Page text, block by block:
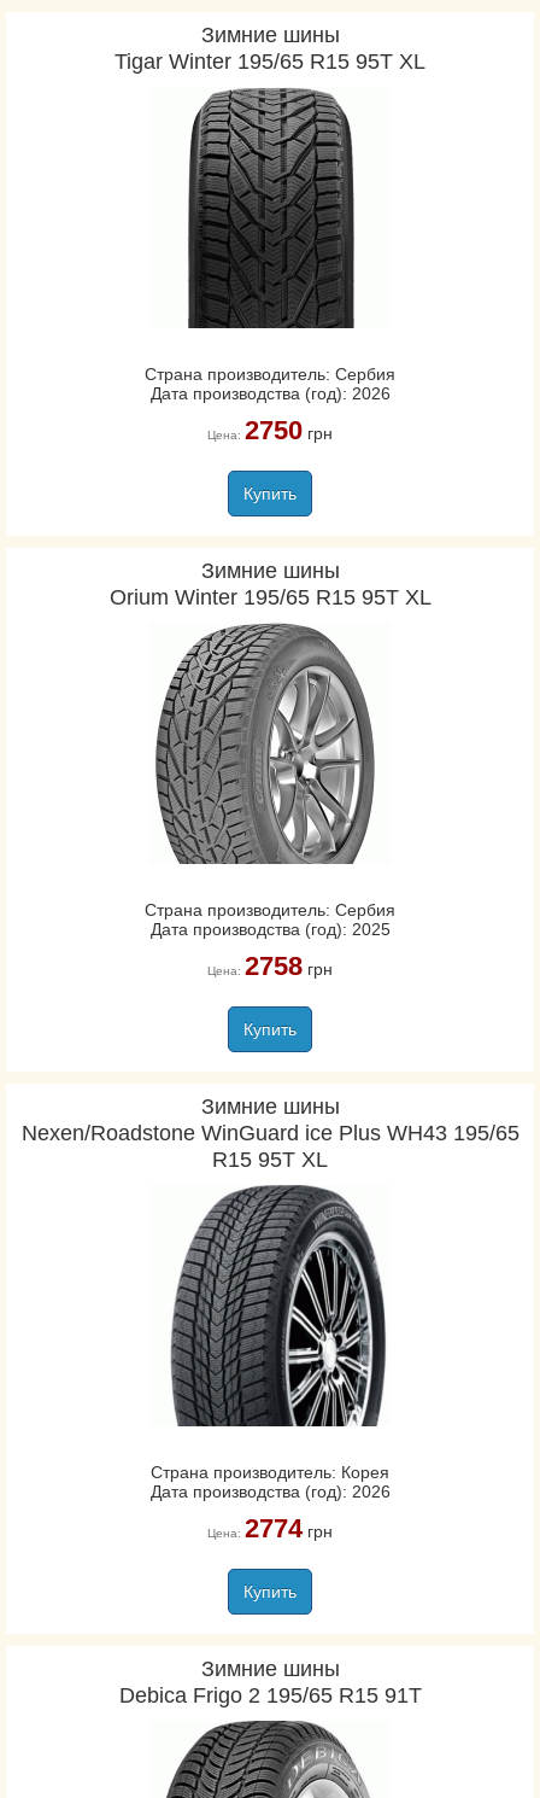
Зимние шины
Tigar Winter 195/65 R15 95T XL
Страна производитель: Сербия
Дата производства (год): 2026
Цена: 2750грн
Купить
Зимние шины
Orium Winter 195/65 R15 95T XL
Страна производитель: Сербия
Дата производства (год): 2025
Цена: 2758грн
Купить
Зимние шины
Nexen/Roadstone WinGuard ice Plus WH43 195/65
R15 95T XL
Страна производитель: Корея
Дата производства (год): 2026
Цена: 2774грн
Купить
Зимние шины
Debica Frigo 2 195/65 R15 91T